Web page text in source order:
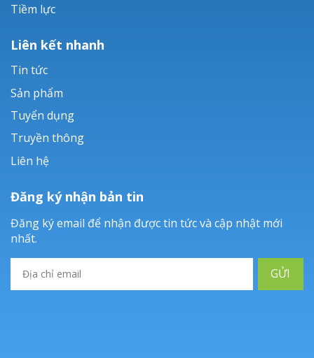
Tiềm lực
Liên kết nhanh
Tin tức
Sản phẩm
Tuyển dụng
Truyền thông
Liên hệ
Đăng ký nhận bản tin
Đăng ký email để nhận được tin tức và cập nhật mới
nhất.
GỬI